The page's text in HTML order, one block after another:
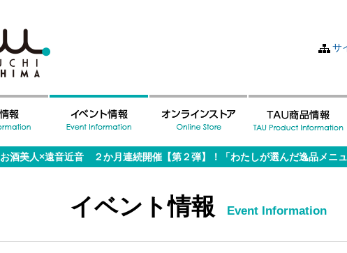
サ
お酒美人×遠音近音 ２か月連続開催【第２弾】！「わたしが選んだ逸品メニュ
イベント情報 Event Information